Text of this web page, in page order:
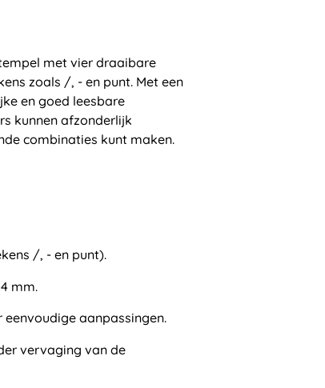
met vier draaibare
zoals /, - en punt. Met een
en goed leesbare
kunnen afzonderlijk
combinaties kunt maken.
/, - en punt).
mm.
aanpassingen.
vervaging van de